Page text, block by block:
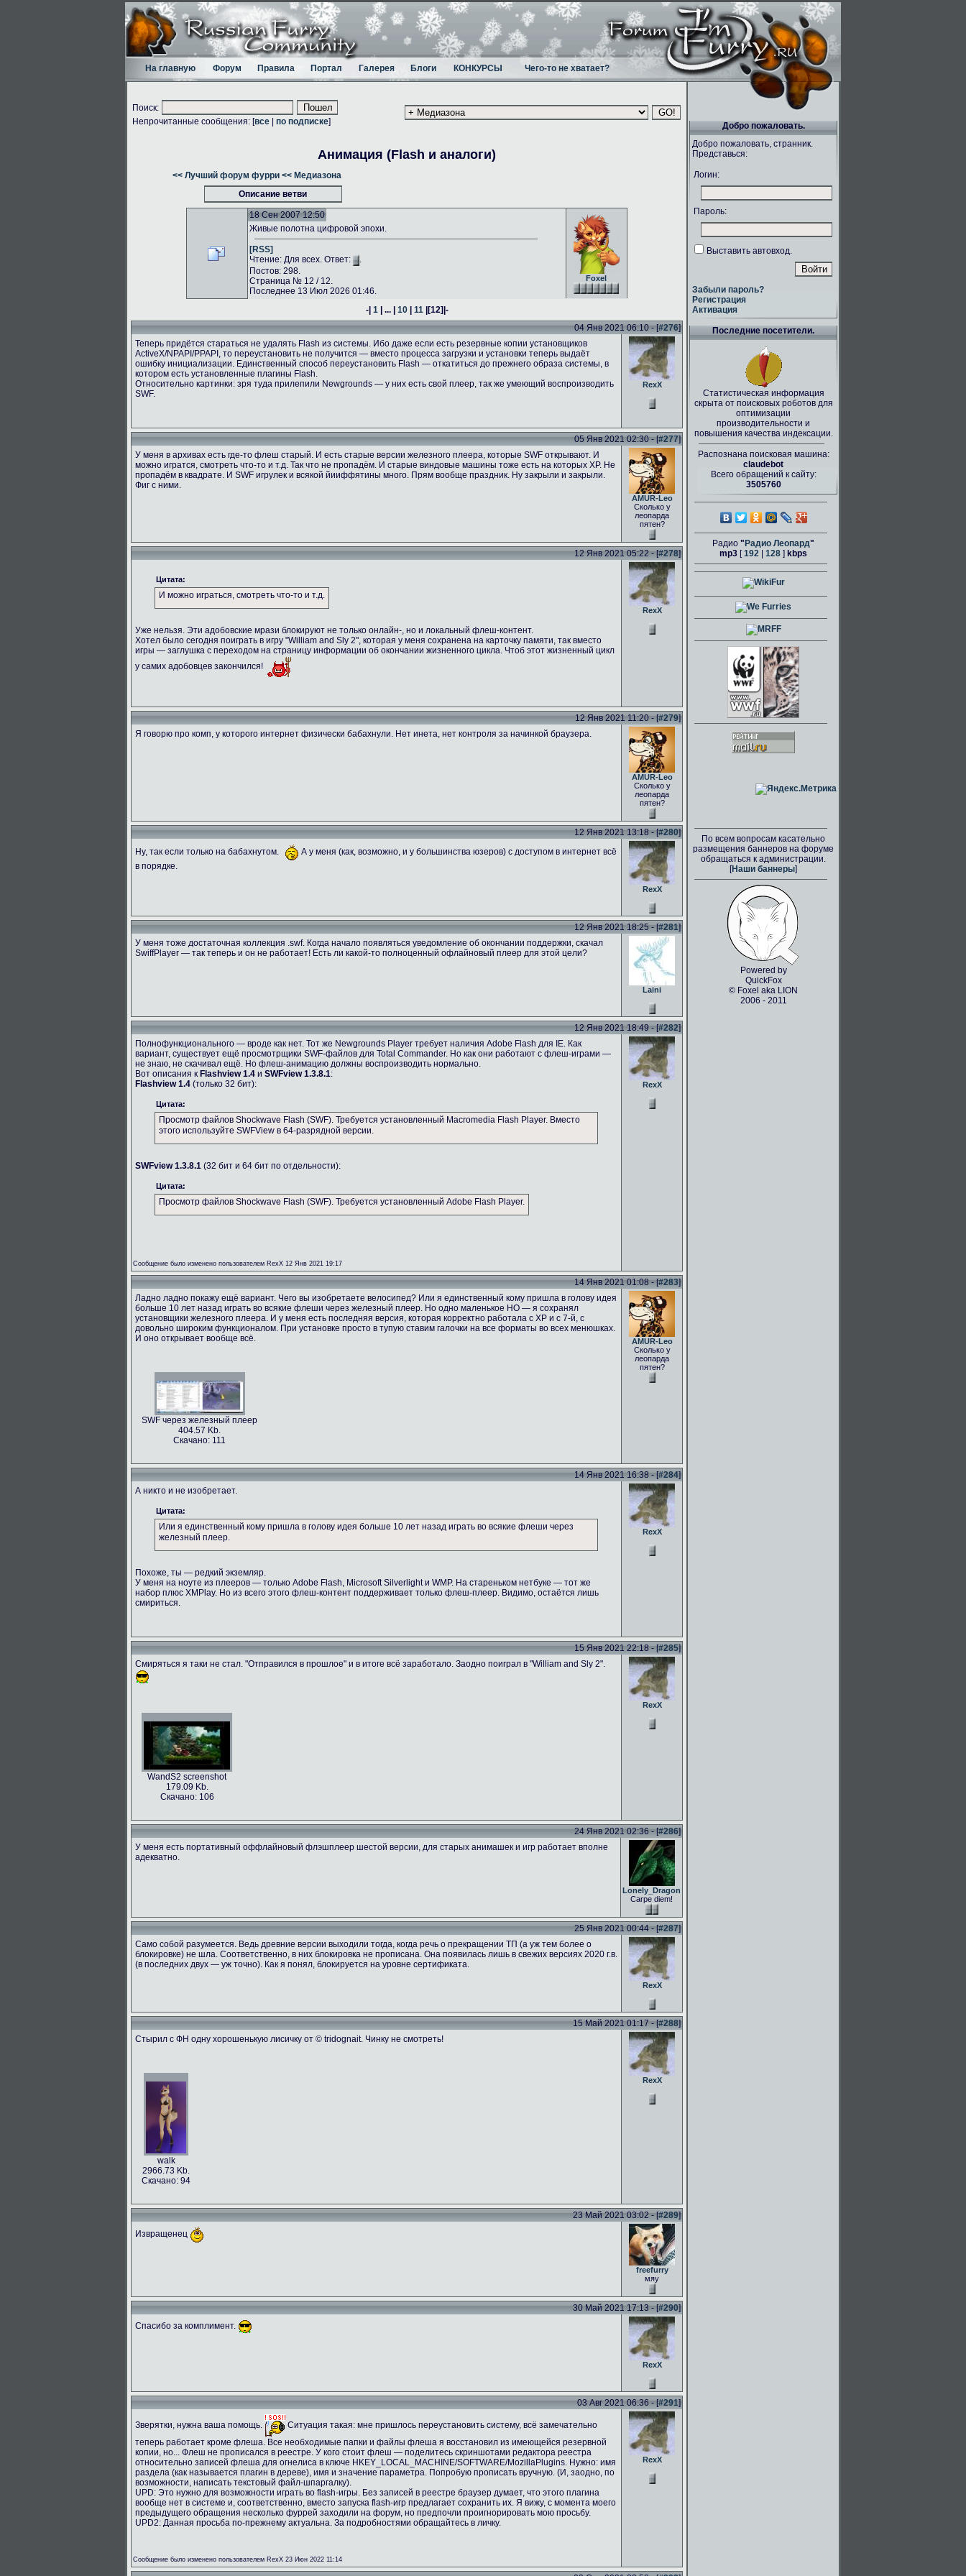
На главную Форум Правила Портал Галерея Блоги КОНКУРСЫ Чего-то не хватает?
Поиск:
Непрочитанные сообщения: [все по подписке]
Анимация (Flash и аналоги)
<< Лучший форум фурри << Медиазона
Описание ветви
18 Сен 2007 12:50
Foxel
Живые полотна цифровой эпохи.
[RSS]
Чтение: Для всех. Ответ:
.
Постов: 298.
Страница № 12 / 12.
Последнее 13 Июл 2026 01:46.
-| 1| ... | 10| 11|[12]|-
04 Янв 2021 06:10 - [#276]
Теперь придётся стараться не удалять Flash из системы. Ибо даже если есть резервные копии установщиков
ActiveX/NPAPI/PPAPI, то переустановить не получится — вместо процесса загрузки и установки теперь выдаёт
ошибку инициализации. Единственный способ переустановить Flash — откатиться до прежнего образа системы, в
котором есть установленные плагины Flash.
Относительно картинки: зря туда прилепили Newgrounds — у них есть свой плеер, так же умеющий воспроизводить
SWF.
RexX
05 Янв 2021 02:30 - [#277]
У меня в архивах есть где-то флеш старый. И есть старые версии железного плеера, которые SWF открывают. И
можно игратся, смотреть что-то и т.д. Так что не пропадём. И старые виндовые машины тоже есть на которых ХР. Не
пропадём в квадрате. И SWF игрулек и всякой йииффятины много. Прям вообще праздник. Ну закрыли и закрыли.
Фиг с ними.
AMUR-Leo
Сколько у
леопарда
пятен?
12 Янв 2021 05:22 - [#278]
Цитата:
И можно играться, смотреть что-то и т.д.
Уже нельзя. Эти адобовские мрази блокируют не только онлайн-, но и локальный флеш-контент.
Хотел было сегодня поиграть в игру "William and Sly 2", которая у меня сохранена на карточку памяти, так вместо
игры — заглушка с переходом на страницу информации об окончании жизненного цикла. Чтоб этот жизненный цикл
у самих адобовцев закончился!
RexX
12 Янв 2021 11:20 - [#279]
Я говорю про комп, у которого интернет физически бабахнули. Нет инета, нет контроля за начинкой браузера.
AMUR-Leo
Сколько у
леопарда
пятен?
12 Янв 2021 13:18 - [#280]
Ну, так если только на бабахнутом.
А у меня (как, возможно, и у большинства юзеров) с доступом в интернет всё
в порядке.
RexX
12 Янв 2021 18:25 - [#281]
У меня тоже достаточная коллекция .swf. Когда начало появляться уведомление об окончании поддержки, скачал
SwiffPlayer — так теперь и он не работает! Есть ли какой-то полноценный офлайновый плеер для этой цели?
Laini
12 Янв 2021 18:49 - [#282]
Полнофункционального — вроде как нет. Тот же Newgrounds Player требует наличия Adobe Flash для IE. Как
вариант, существует ещё просмотрщики SWF-файлов для Total Commander. Но как они работают с флеш-играми —
не знаю, не скачивал ещё. Но флеш-анимацию должны воспроизводить нормально.
Вот описания к Flashview 1.4 и SWFview 1.3.8.1:
Flashview 1.4 (только 32 бит):
Цитата:
Просмотр файлов Shockwave Flash (SWF). Требуется установленный Macromedia Flash Player. Вместо
этого используйте SWFView в 64-разрядной версии.
SWFview 1.3.8.1 (32 бит и 64 бит по отдельности):
Цитата:
Просмотр файлов Shockwave Flash (SWF). Требуется установленный Adobe Flash Player.
Сообщение было изменено пользователем RexX 12 Янв 2021 19:17
RexX
14 Янв 2021 01:08 - [#283]
Ладно ладно покажу ещё вариант. Чего вы изобретаете велосипед? Или я единственный кому пришла в голову идея
больше 10 лет назад играть во всякие флеши через железный плеер. Но одно маленькое НО — я сохранял
установщики железного плеера. И у меня есть последняя версия, которая корректно работала с ХР и с 7-й, с
довольно широким функционалом. При установке просто в тупую ставим галочки на все форматы во всех менюшках.
И оно открывает вообще всё.
SWF через железный плеер
404.57 Kb.
Скачано: 111
AMUR-Leo
Сколько у
леопарда
пятен?
14 Янв 2021 16:38 - [#284]
А никто и не изобретает.
Цитата:
Или я единственный кому пришла в голову идея больше 10 лет назад играть во всякие флеши через
железный плеер.
Похоже, ты — редкий экземляр.
У меня на ноуте из плееров — только Adobe Flash, Microsoft Silverlight и WMP. На стареньком нетбуке — тот же
набор плюс XMPlay. Но из всего этого флеш-контент поддерживает только флеш-плеер. Видимо, остаётся лишь
смириться.
RexX
15 Янв 2021 22:18 - [#285]
Смиряться я таки не стал. "Отправился в прошлое" и в итоге всё заработало. Заодно поиграл в "William and Sly 2".
WandS2 screenshot
179.09 Kb.
Скачано: 106
RexX
24 Янв 2021 02:36 - [#286]
У меня есть портативный оффлайновый флэшплеер шестой версии, для старых анимашек и игр работает вполне
адекватно.
Lonely_Dragon
Carpe diem!
25 Янв 2021 00:44 - [#287]
Само собой разумеется. Ведь древние версии выходили тогда, когда речь о прекращении ТП (а уж тем более о
блокировке) не шла. Соответственно, в них блокировка не прописана. Она появилась лишь в свежих версиях 2020 г.в.
(в последних двух — уж точно). Как я понял, блокируется на уровне сертификата.
RexX
15 Май 2021 01:17 - [#288]
Стырил с ФН одну хорошенькую лисичку от © tridognait. Чинку не смотреть!
walk
2966.73 Kb.
Скачано: 94
RexX
23 Май 2021 03:02 - [#289]
Извращенец
freefurry
мяу
30 Май 2021 17:13 - [#290]
Спасибо за комплимент.
RexX
03 Авг 2021 06:36 - [#291]
Зверятки, нужна ваша помощь.
Ситуация такая: мне пришлось переустановить систему, всё замечательно
теперь работает кроме флеша. Все необходимые папки и файлы флеша я восстановил из имеющейся резервной
копии, но... Флеш не прописался в реестре. У кого стоит флеш — поделитесь скриншотами редактора реестра
относительно записей флеша для огнелиса в ключе HKEY_LOCAL_MACHINE/SOFTWARE/MozillaPlugins. Нужно: имя
раздела (как называется плагин в дереве), имя и значение параметра. Попробую прописать вручную. (И, заодно, по
возможности, написать текстовый файл-шпаргалку).
UPD: Это нужно для возможности играть во flash-игры. Без записей в реестре браузер думает, что этого плагина
вообще нет в системе и, соответственно, вместо запуска flash-игр предлагает сохранить их. Я вижу, с момента моего
предыдущего обращения несколько фуррей заходили на форум, но предпочли проигнорировать мою просьбу.
UPD2: Данная просьба по-прежнему актуальна. За подробностями обращайтесь в личку.
Сообщение было изменено пользователем RexX 23 Июн 2022 11:14
RexX
Добро пожаловать.
Добро пожаловать, странник.
Представься:
Логин:
Пароль:
Выставить автовход.
Забыли пароль?
Регистрация
Активация
Последние посетители.
Статистическая информация
скрыта от поисковых роботов для
оптимизации
производительности и
повышения качества индексации.
Распознана поисковая машина:
claudebot
Всего обращений к сайту:
3505760
Радио " Радио Леопард"
mp3 [192 128 ] kbps
По всем вопросам касательно
размещения баннеров на форуме
обращаться к администрации.
[Наши баннеры]
Powered by
QuickFox
© Foxel aka LION
2006 - 2011